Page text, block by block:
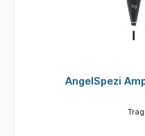
AngelSpezi